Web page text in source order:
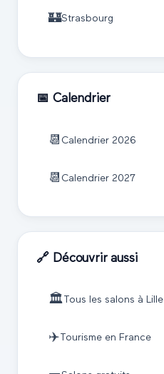
🏰Strasbourg
📅 Calendrier
📆 Calendrier 2026
📆 Calendrier 2027
🔗 Découvrir aussi
🏛️ Tous les salons à Lille
✈️ Tourismeen France